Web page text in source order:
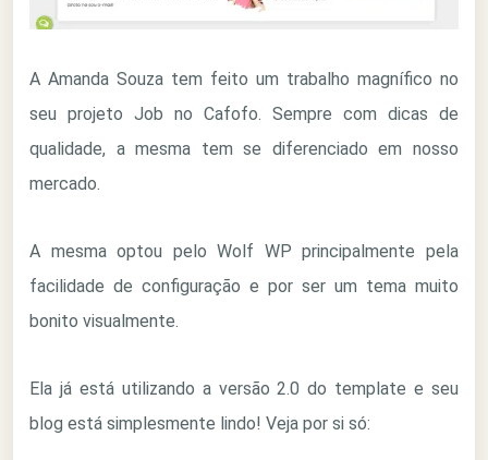
A Amanda Souza tem feito um trabalho magnífico no
seu projeto Job no Cafofo. Sempre com dicas de
qualidade, a mesma tem se diferenciado em nosso
mercado.
A mesma optou pelo Wolf WP principalmente pela
facilidade de configuração e por ser um tema muito
bonito visualmente.
Ela já está utilizando a versão 2.0 do template e seu
blog está simplesmente lindo! Veja por si só: